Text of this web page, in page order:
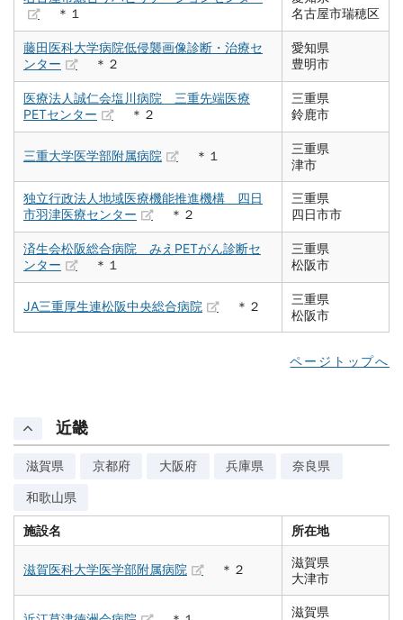
＊１
名古屋市瑞穂区
藤田医科大学病院低侵襲画像診断・治療セ
ンター
＊２
愛知県
豊明市
医療法人誠仁会塩川病院 三重先端医療
PETセンター
＊２
三重県
鈴鹿市
三重大学医学部附属病院 ＊１
三重県
津市
独立行政法人地域医療機能推進機構 四日
市羽津医療センター
＊２
三重県
四日市市
済生会松阪総合病院 みえPETがん診断セ
ンター
＊１
三重県
松阪市
JA三重厚生連松阪中央総合病院 ＊２
三重県
松阪市
ページトップへ
近畿
滋賀県 京都府 大阪府 兵庫県 奈良県
和歌山県
施設名 所在地
滋賀医科大学医学部附属病院 ＊２
滋賀県
大津市
滋賀県